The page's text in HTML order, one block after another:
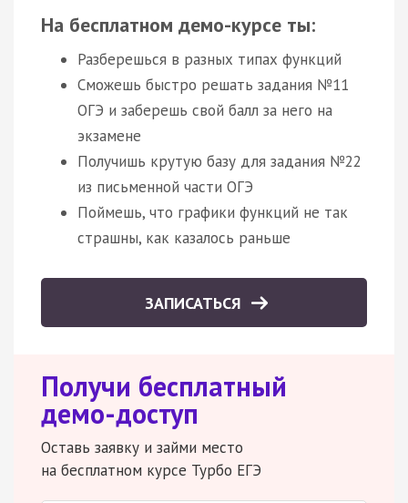
На бесплатном демо-курсе ты:
Разберешься в разных типах функций
Сможешь быстро решать задания №11
ОГЭ и заберешь свой балл за него на
экзамене
Получишь крутую базу для задания №22
из письменной части ОГЭ
Поймешь, что графики функций не так
страшны, как казалось раньше
ЗАПИСАТЬСЯ
Получи бесплатный
демо-доступ
Оставь заявку и займи место
на бесплатном курсе Турбо ЕГЭ